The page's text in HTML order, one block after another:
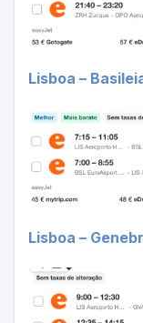
Lisboa –
Lisboa –